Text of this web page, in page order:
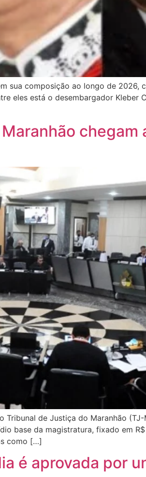
sua composição ao longo de 2026,
eles está o desembargador Kleber
chegam
de Justiça do Maranhão
base da magistratura, fixado em
como […]
é aprovada por